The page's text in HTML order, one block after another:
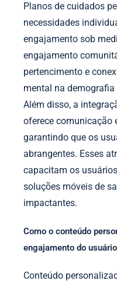
Planos de cuidados
necessidades
engajamento sob
engajamento
pertencimento e
mental na demografia
Além disso, a
oferece comunicação
garantindo que os
abrangentes. Esses
capacitam os
soluções móveis de
impactantes.
Como o conteúdo
engajamento do
Conteúdo